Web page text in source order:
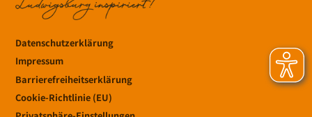
Datenschutzerklärung
Impressum
Barrierefreiheitserklärung
Cookie-Richtlinie (EU)